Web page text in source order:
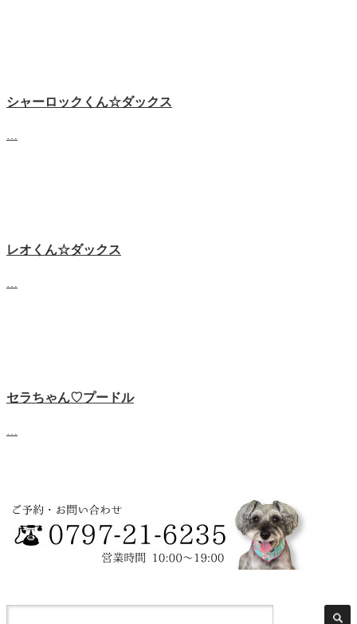
シャーロックくん☆ダックス
レオくん☆ダックス
セラちゃん♡プードル